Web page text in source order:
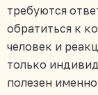
требуются
обратиться к
человек и
только
полезен